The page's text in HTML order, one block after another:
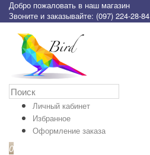
Добро пожаловать в наш магазин
Звоните и заказывайте: (097) 224-28-84
Личный кабинет
Избранное
Оформление заказа
0